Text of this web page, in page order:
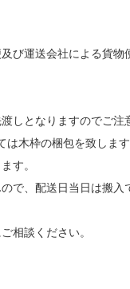
び運送会社による貨物
しとなりますのでご注
木枠の梱包を致します
す。
で、配送日当日は搬入
相談ください。